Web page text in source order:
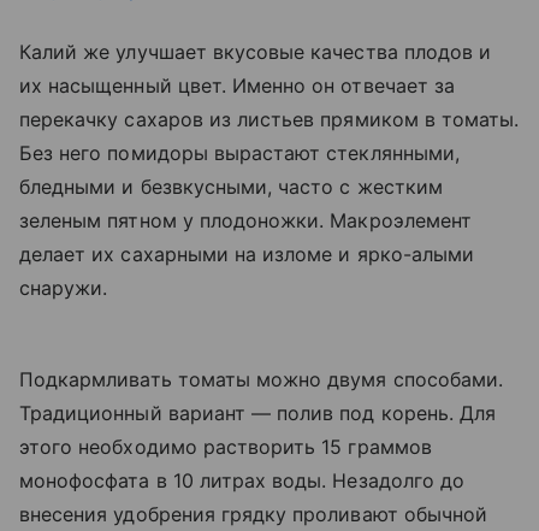
Калий же улучшает вкусовые качества плодов и
их насыщенный цвет. Именно он отвечает за
перекачку сахаров из листьев прямиком в томаты.
Без него помидоры вырастают стеклянными,
бледными и безвкусными, часто с жестким
зеленым пятном у плодоножки. Макроэлемент
делает их сахарными на изломе и ярко-алыми
снаружи.
Подкармливать томаты можно двумя способами.
Традиционный вариант — полив под корень. Для
этого необходимо растворить 15 граммов
монофосфата в 10 литрах воды. Незадолго до
внесения удобрения грядку проливают обычной